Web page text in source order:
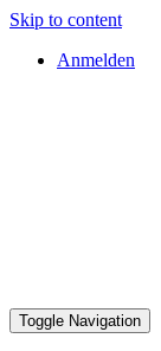
Skip to content
Anmelden
Toggle Navigation